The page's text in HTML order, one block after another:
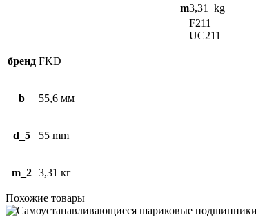
m3,31 kg
F211
UC211
бренд FKD
b 55,6 мм
d_5 55 mm
m_2 3,31 кг
Похожие товары